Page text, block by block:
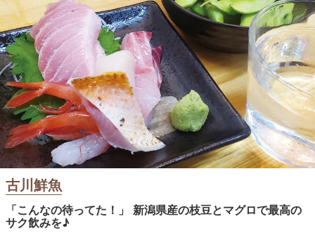
古川鮮魚
「こんなの待ってた！」 新潟県産の枝豆とマグロで最高の
サク飲みを♪